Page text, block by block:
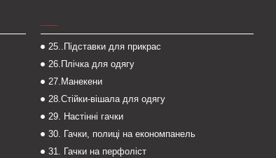
25..Підставки для прикрас
26.Плічка для одягу
27.Манекени
28.Стійки-вішала для одягу
29. Настінні гачки
30. Гачки, полиці на економпанель
31. Гачки на перфоліст